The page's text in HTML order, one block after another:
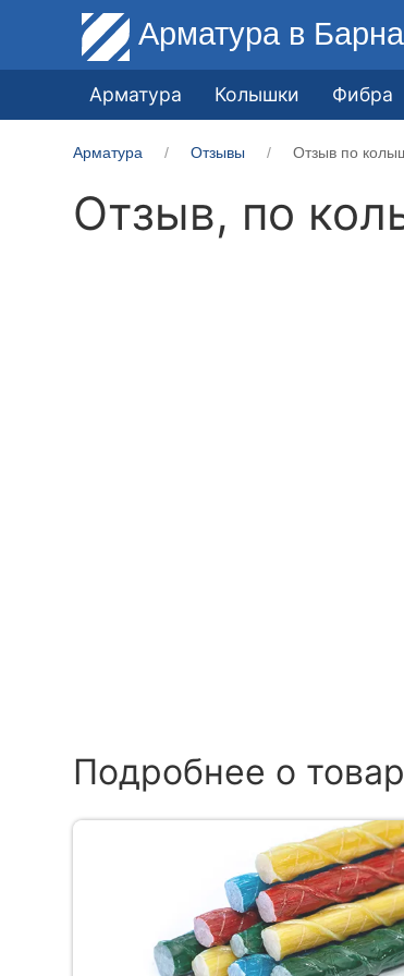
Арматура в
Арматура Колышки Фибра
Арматура Отзывы Отзыв по
Отзыв, по
Подробнее о